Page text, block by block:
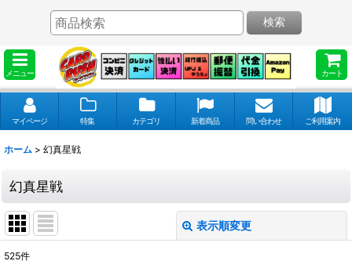
メニュー カート
検索
マイページ 特集 カテゴリ 新着商品 問い合わせ ご利用案内
ホーム > 幻真星戦
幻真星戦
表示順変更
525件